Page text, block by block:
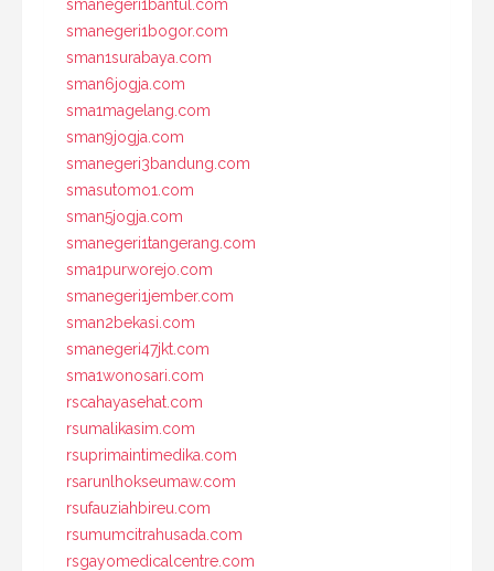
smanegeri1bantul.com
smanegeri1bogor.com
sman1surabaya.com
sman6jogja.com
sma1magelang.com
sman9jogja.com
smanegeri3bandung.com
smasutomo1.com
sman5jogja.com
smanegeri1tangerang.com
sma1purworejo.com
smanegeri1jember.com
sman2bekasi.com
smanegeri47jkt.com
sma1wonosari.com
rscahayasehat.com
rsumalikasim.com
rsuprimaintimedika.com
rsarunlhokseumaw.com
rsufauziahbireu.com
rsumumcitrahusada.com
rsgayomedicalcentre.com